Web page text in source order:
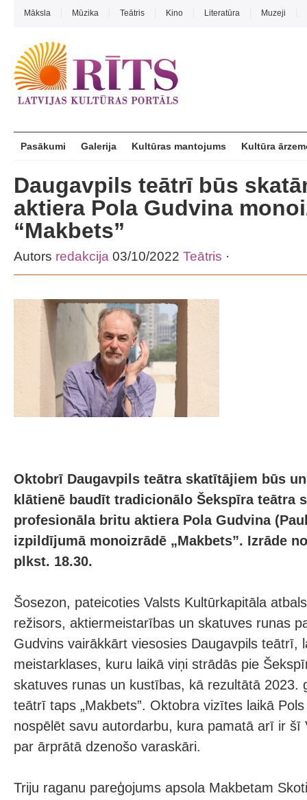
Māksla Mūzika Teātris Kino Literatūra Muzeji
Pasākumi Galerija Kultūras mantojums Kultūra
Daugavpils teātrī būs
aktiera Pola Gudvina
“Makbets”
Autors redakcija 03/10/2022 Teātris ·
Oktobrī Daugavpils teātra skatītājiem būs
klātienē baudīt tradicionālo Šekspīra teātra
profesionāla britu aktiera Pola Gudvina
izpildījumā monoizrādē „Makbets”. Izrāde
plkst. 18.30.
Šosezon, pateicoties Valsts Kultūrkapitāla
režisors, aktiermeistarības un skatuves runas
Gudvins vairākkārt viesosies Daugavpils teātrī,
meistarklases, kuru laikā viņi strādās pie
skatuves runas un kustības, kā rezultātā 2023.
teātrī taps „Makbets”. Oktobra vizītes laikā
nospēlēt savu autordarbu, kura pamatā arī ir šī
par ārprātā dzenošo varaskāri.
Triju raganu pareģojums apsola Makbetam